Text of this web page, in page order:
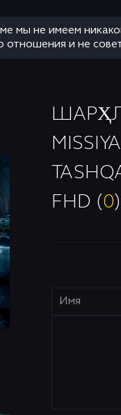
мы не имеем
отношения и не
FHD (0)